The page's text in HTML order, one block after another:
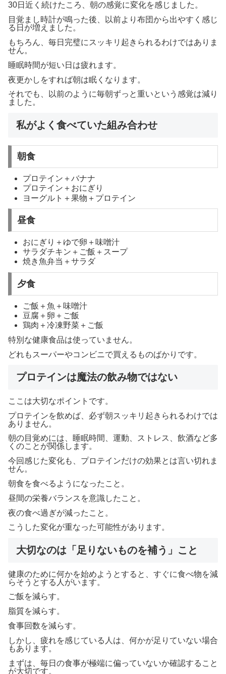
30日近く続けたころ、朝の感覚に変化を感じました。
目覚まし時計が鳴った後、以前より布団から出やすく感じ
る日が増えました。
もちろん、毎日完璧にスッキリ起きられるわけではありま
せん。
睡眠時間が短い日は疲れます。
夜更かしをすれば朝は眠くなります。
それでも、以前のように毎朝ずっと重いという感覚は減り
ました。
私がよく食べていた組み合わせ
朝食
プロテイン＋バナナ
プロテイン＋おにぎり
ヨーグルト＋果物＋プロテイン
昼食
おにぎり＋ゆで卵＋味噌汁
サラダチキン＋ご飯＋スープ
焼き魚弁当＋サラダ
夕食
ご飯＋魚＋味噌汁
豆腐＋卵＋ご飯
鶏肉＋冷凍野菜＋ご飯
特別な健康食品は使っていません。
どれもスーパーやコンビニで買えるものばかりです。
プロテインは魔法の飲み物ではない
ここは大切なポイントです。
プロテインを飲めば、必ず朝スッキリ起きられるわけでは
ありません。
朝の目覚めには、睡眠時間、運動、ストレス、飲酒など多
くのことが関係します。
今回感じた変化も、プロテインだけの効果とは言い切れま
せん。
朝食を食べるようになったこと。
昼間の栄養バランスを意識したこと。
夜の食べ過ぎが減ったこと。
こうした変化が重なった可能性があります。
大切なのは「足りないものを補う」こと
健康のために何かを始めようとすると、すぐに食べ物を減
らそうとする人がいます。
ご飯を減らす。
脂質を減らす。
食事回数を減らす。
しかし、疲れを感じている人は、何かが足りていない場合
もあります。
まずは、毎日の食事が極端に偏っていないか確認すること
が大切です。